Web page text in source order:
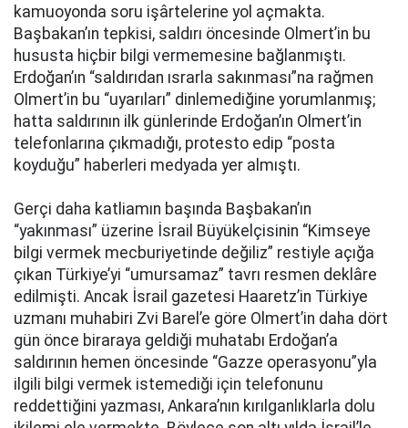
kamuoyonda soru işârtelerine yol açmakta.
Başbakan’ın tepkisi, saldırı öncesinde Olmert’in bu
hususta hiçbir bilgi vermemesine bağlanmıştı.
Erdoğan’ın “saldırıdan ısrarla sakınması”na rağmen
Olmert’in bu “uyarıları” dinlemediğine yorumlanmış;
hatta saldırının ilk günlerinde Erdoğan’ın Olmert’in
telefonlarına çıkmadığı, protesto edip “posta
koyduğu” haberleri medyada yer almıştı.
Gerçi daha katliamın başında Başbakan’ın
“yakınması” üzerine İsrail Büyükelçisinin “Kimseye
bilgi vermek mecburiyetinde değiliz” restiyle açığa
çıkan Türkiye’yi “umursamaz” tavrı resmen deklâre
edilmişti. Ancak İsrail gazetesi Haaretz’in Türkiye
uzmanı muhabiri Zvi Barel’e göre Olmert’in daha dört
gün önce biraraya geldiği muhatabı Erdoğan’a
saldırının hemen öncesinde “Gazze operasyonu”yla
ilgili bilgi vermek istemediği için telefonunu
reddettiğini yazması, Ankara’nın kırılganlıklarla dolu